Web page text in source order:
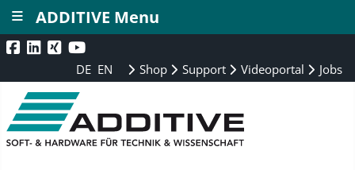
DE EN Shop Support Videoportal Jobs
ADDITIVE Menu
≡